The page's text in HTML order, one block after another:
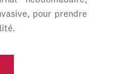
pour prendre